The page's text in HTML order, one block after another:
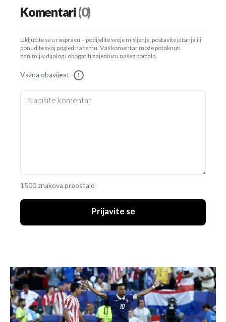
Komentari(0)
Uključite se u raspravu – podijelite svoje mišljenje, postavite pitanja ili
ponudite svoj pogled na temu. Vaš komentar može potaknuti
zanimljiv dijalog i obogatiti zajednicu našeg portala.
Važna obavijest !
1500 znakova preostalo
Prijavite se